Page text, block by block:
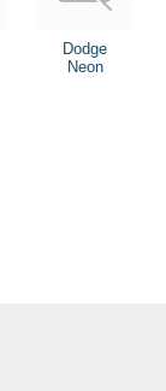
Dodge
Neon